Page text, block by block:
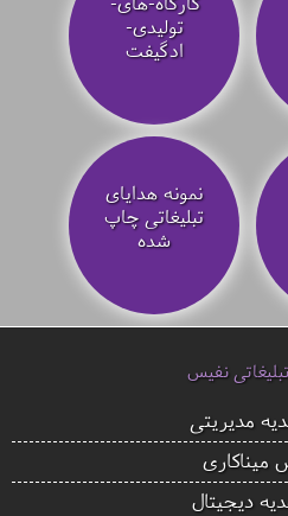
تولیدی-
ادگیفت
نمونه هدایای
تبلیغاتی چاپ
شده
نفیس
مدیریتی
میناکاری
دیجیتال